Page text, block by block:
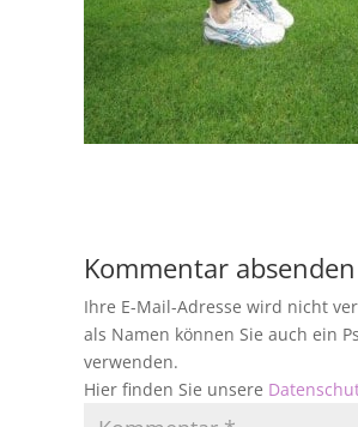
Kommentar absenden
Ihre E-Mail-Adresse wird nicht
als Namen können Sie auch ein
verwenden.
Hier finden Sie unsere